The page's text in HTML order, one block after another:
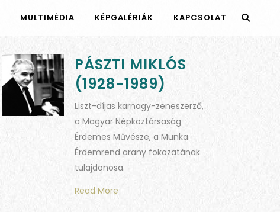
MULTIMÉDIA KÉPGALÉRIÁK KAPCSOLAT
PÁSZTI MIKLÓS
(1928-1989)
Liszt-díjas karnagy-zeneszerző,
a Magyar Népköztársaság
Érdemes Művésze, a Munka
Érdemrend arany fokozatának
tulajdonosa.
Read More